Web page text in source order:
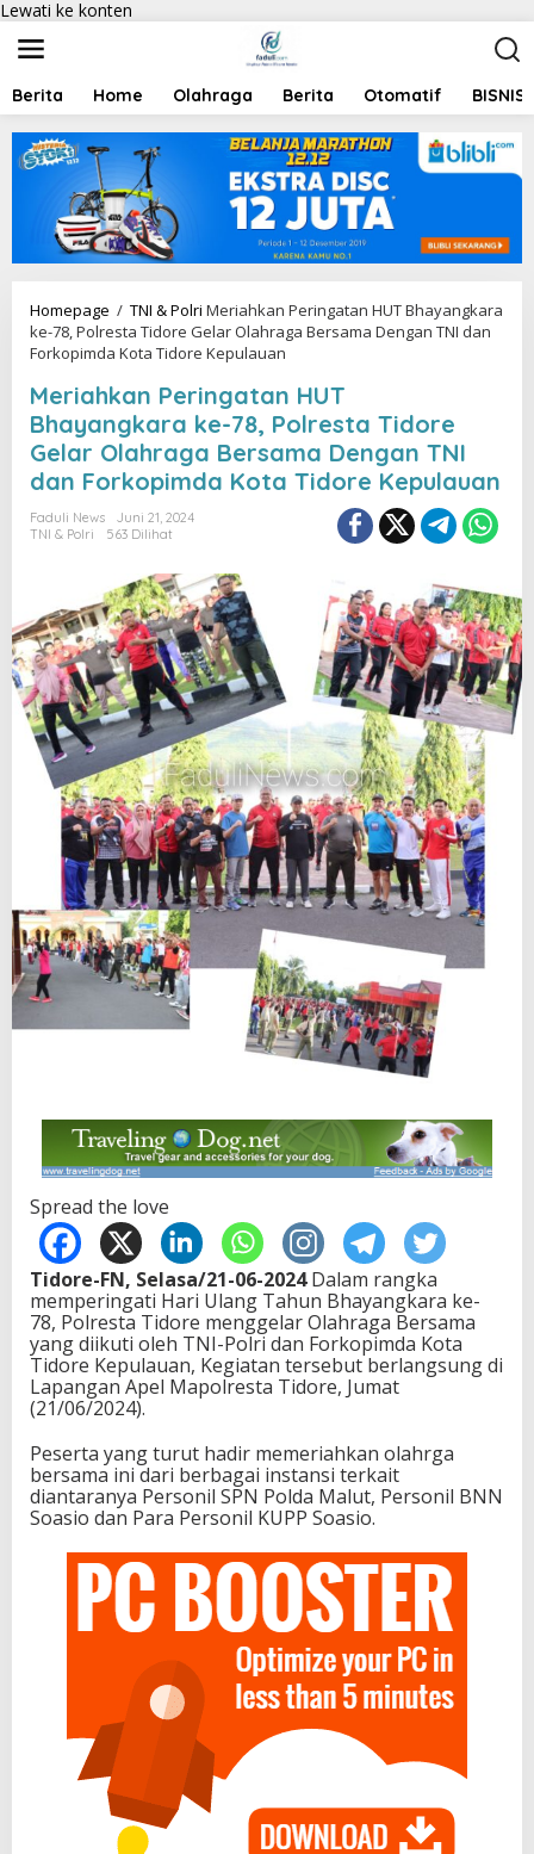
Lewati ke konten
Berita Home Olahraga Berita Otomatif BISNIS
Homepage / TNI & Polri Meriahkan Peringatan HUT Bhayangkara
ke-78, Polresta Tidore Gelar Olahraga Bersama Dengan TNI dan
Forkopimda Kota Tidore Kepulauan
Meriahkan Peringatan HUT
Bhayangkara ke-78, Polresta Tidore
Gelar Olahraga Bersama Dengan TNI
dan Forkopimda Kota Tidore Kepulauan
Faduli News
Juni 21, 2024
TNI & Polri
563 Dilihat
Spread the love
Tidore-FN, Selasa/21-06-2024Dalam rangka
memperingati Hari Ulang Tahun Bhayangkara ke-
78, Polresta Tidore menggelar Olahraga Bersama
yang diikuti oleh TNI-Polri dan Forkopimda Kota
Tidore Kepulauan, Kegiatan tersebut berlangsung di
Lapangan Apel Mapolresta Tidore, Jumat
(21/06/2024).
Peserta yang turut hadir memeriahkan olahrga
bersama ini dari berbagai instansi terkait
diantaranya Personil SPN Polda Malut, Personil BNN
Soasio dan Para Personil KUPP Soasio.